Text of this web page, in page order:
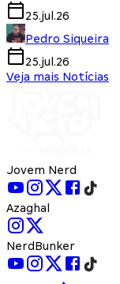
25.jul.26
Pedro Siqueira
25.jul.26
Veja mais Notícias
Jovem Nerd
Azaghal
NerdBunker